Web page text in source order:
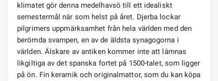
klimatet gör denna medelhavsö till ett idealiskt
semestermål när som helst på året. Djerba lockar
pilgrimers uppmärksamhet från hela världen med den
berömda svampen, en av de äldsta synagogorna i
världen. Älskare av antiken kommer inte att lämnas
likgiltiga av det spanska fortet på 1500-talet, som ligger
på ön. Fin keramik och originalmattor, som du kan köpa